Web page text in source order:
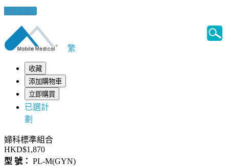
健康錦囊
繁
收藏
添加購物車
立即購買
已選計
劃
婦科標準組合
HKD$1,870
型 號： PL-M(GYN)